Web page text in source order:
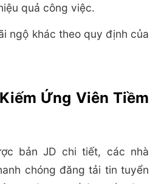
quả công việc.
ngộ khác theo quy định của
Ứng Viên Tiềm
bản JD chi tiết, các nhà
chóng đăng tải tin tuyển